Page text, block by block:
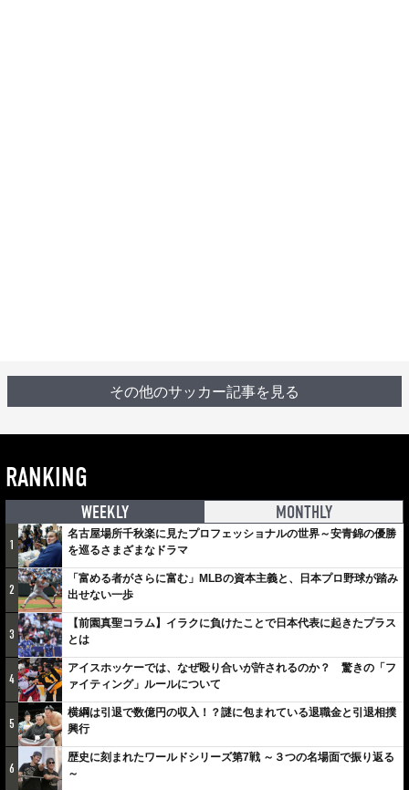
その他のサッカー記事を見る
RANKING
WEEKLY MONTHLY
1
名古屋場所千秋楽に見たプロフェッショナルの世界～安青錦の優勝
を巡るさまざまなドラマ
2
「富める者がさらに富む」MLBの資本主義と、日本プロ野球が踏み
出せない一歩
3
【前園真聖コラム】イラクに負けたことで日本代表に起きたプラス
とは
4
アイスホッケーでは、なぜ殴り合いが許されるのか？ 驚きの「フ
ァイティング」ルールについて
5
横綱は引退で数億円の収入！？謎に包まれている退職金と引退相撲
興行
6
歴史に刻まれたワールドシリーズ第7戦 ～３つの名場面で振り返る
～